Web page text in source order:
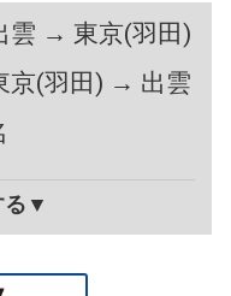
雲 → 東京(羽田)
京(羽田) → 出雲
る▼